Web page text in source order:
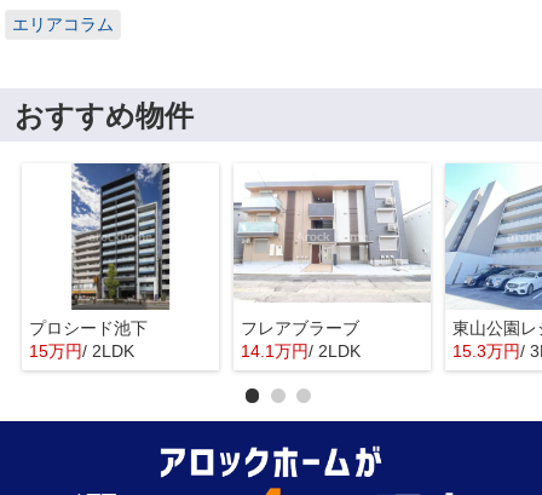
エリアコラム
おすすめ物件
プロシード池下
15万円/ 2LDK
フレアブラーブ
14.1万円/ 2LDK
東山公園レ
15.3万円/